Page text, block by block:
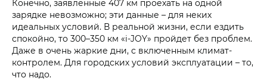
Конечно, заявленные 407 км проехать на одной
зарядке невозможно; эти данные – для неких
идеальных условий. В реальной жизни, если ездить
спокойно, то 300–350 км «i‑JOY» пройдет без проблем.
Даже в очень жаркие дни, с включенным климат-
контролем. Для городских условий эксплуатации – то,
что надо.